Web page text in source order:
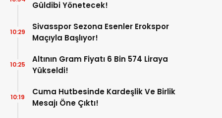
Güldibi Yönetecek!
Sivasspor Sezona Esenler Erokspor
Maçıyla Başlıyor!
10:29
Altının Gram Fiyatı 6 Bin 574 Liraya
Yükseldi!
10:25
Cuma Hutbesinde Kardeşlik Ve Birlik
Mesajı Öne Çıktı!
10:19